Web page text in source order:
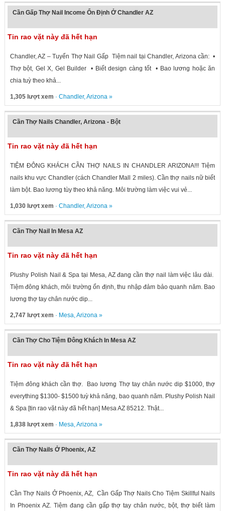
Cần Gấp Thợ Nail Income Ổn Định Ở Chandler AZ
Tin rao vặt này đã hết hạn
Chandler, AZ – Tuyển Thợ Nail Gấp Tiệm nail tại Chandler, Arizona cần: •
Thợ bột, Gel X, Gel Builder • Biết design càng tốt • Bao lương hoặc ăn
chia tuỳ theo khả...
1,305 lượt xem · Chandler,Arizona»
Cần Thợ Nails Chandler, Arizona - Bột
Tin rao vặt này đã hết hạn
TIỆM ĐÔNG KHÁCH CẦN THỢ NAILS IN CHANDLER ARIZONA!!! Tiệm
nails khu vực Chandler (cách Chandler Mall 2 miles). Cần thợ nails nữ biết
làm bột. Bao lương tùy theo khả năng. Môi trường làm việc vui vẻ...
1,030 lượt xem · Chandler,Arizona»
Cần Thợ Nail In Mesa AZ
Tin rao vặt này đã hết hạn
Plushy Polish Nail & Spa tại Mesa, AZ đang cần thợ nail làm việc lâu dài.
Tiệm đông khách, môi trường ổn định, thu nhập đảm bảo quanh năm. Bao
lương thợ tay chân nước dip...
2,747 lượt xem · Mesa,Arizona»
Cần Thợ Cho Tiệm Đông Khách In Mesa AZ
Tin rao vặt này đã hết hạn
Tiệm đông khách cần thợ. Bao lương Thợ tay chân nước dip $1000, thợ
everything $1300- $1500 tuỳ khả năng, bao quanh năm. Plushy Polish Nail
& Spa [tin rao vặt này đã hết hạn] Mesa AZ 85212. Thật...
1,838 lượt xem · Mesa,Arizona»
Cần Thợ Nails Ở Phoenix, AZ
Tin rao vặt này đã hết hạn
Cần Thợ Nails Ở Phoenix, AZ, Cần Gấp Thợ Nails Cho Tiệm Skillful Nails
In Phoenix AZ. Tiệm đang cần gấp thợ tay chân nước, bột, thợ biết làm